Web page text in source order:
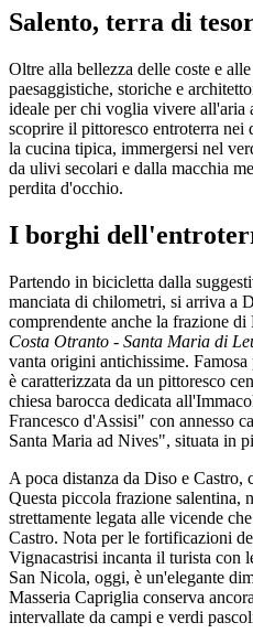
Salento, terra di
Oltre alla bellezza delle coste e
paesaggistiche, storiche e
ideale per chi voglia vivere all'aria
scoprire il pittoresco entroterra nei
la cucina tipica, immergersi nel
da ulivi secolari e dalla macchia
perdita d'occhio.
I borghi
Partendo in bicicletta dalla
manciata di chilometri, si arriva a
comprendente anche la frazione
Costa Otranto - Santa Maria di
vanta origini antichissime.
è caratterizzata da un pittoresco
chiesa barocca dedicata
Francesco d'Assisi" con annesso
Santa Maria ad Nives", situata in
A poca distanza da Diso e Castro,
Questa piccola frazione salentina,
strettamente legata alle vicende
Castro. Nota per le fortificazioni
Vignacastrisi incanta il turista con
San Nicola, oggi, è un'elegante
Masseria Capriglia conserva
intervallate da campi e verdi